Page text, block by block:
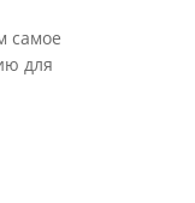
самое
для